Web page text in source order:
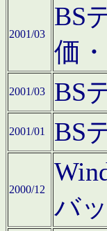
2001/03
BS
価
2001/03 BS
2001/01 BS
2000/12
バ